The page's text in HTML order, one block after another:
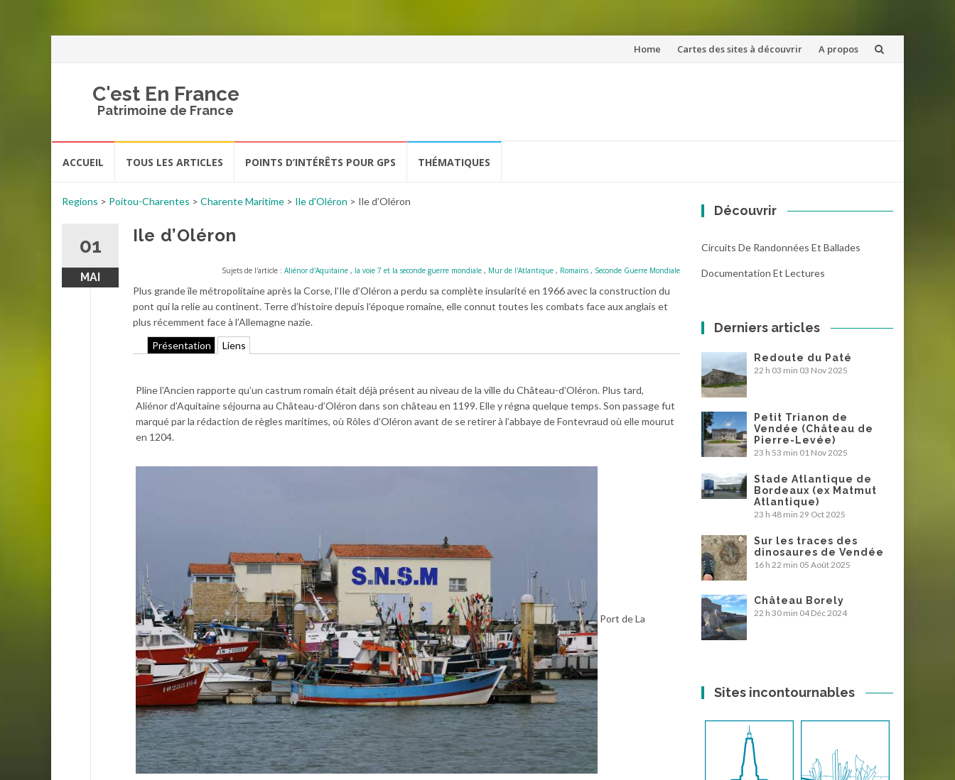
Aller
Home Cartes des sites à découvrir A propos
C'est En France
Patrimoine de France
ACCUEIL TOUS LES ARTICLES POINTS D’INTÉRÊTS POUR GPS THÉMATIQUES
Regions > Poitou-Charentes > Charente Maritime > Ile d'Oléron > Ile d’Oléron
01
MAI
Ile d’Oléron
Sujets de l'article : Aliénor d'Aquitaine , la voie 7 et la seconde guerre mondiale , Mur de l'Atlantique , Romains , Seconde Guerre Mondiale
Plus grande île métropolitaine après la Corse, l’Ile d’Oléron a perdu sa complète insularité en 1966 avec la construction du
pont qui la relie au continent. Terre d’histoire depuis l’époque romaine, elle connut toutes les combats face aux anglais et
plus récemment face à l’Allemagne nazie.
Présentation
Liens
Pline l’Ancien rapporte qu’un castrum romain était déjà présent au niveau de la ville du Château-d’Oléron. Plus tard,
Aliénor d’Aquitaine séjourna au Château-d’Oléron dans son château en 1199. Elle y régna quelque temps. Son passage fut
marqué par la rédaction de règles maritimes, où Rôles d’Oléron avant de se retirer à l’abbaye de Fontevraud où elle mourut
en 1204.
Port de La
Découvrir
Circuits De Randonnées Et Ballades
Documentation Et Lectures
Derniers articles
Redoute du Paté
22 h 03 min 03 Nov 2025
Petit Trianon de
Vendée (Château de
Pierre-Levée)
23 h 53 min 01 Nov 2025
Stade Atlantique de
Bordeaux (ex Matmut
Atlantique)
23 h 48 min 29 Oct 2025
Sur les traces des
dinosaures de Vendée
16 h 22 min 05 Août 2025
Château Borely
22 h 30 min 04 Déc 2024
Sites incontournables